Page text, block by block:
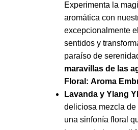
Experimenta la
aromática con
excepcionalmente
sentidos y
paraíso de
maravillas de las
Floral: Aroma
Lavanda y Ylang
deliciosa mezcla
una sinfonía floral